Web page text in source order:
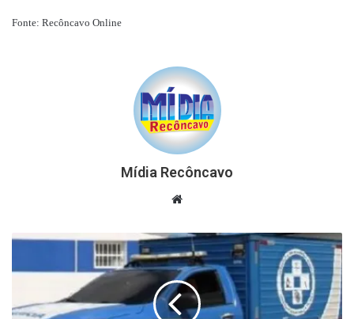
Fonte: Recôncavo Online
Mídia Recôncavo
Website